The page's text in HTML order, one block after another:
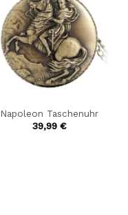
Napoleon Taschenuhr
39,99 €